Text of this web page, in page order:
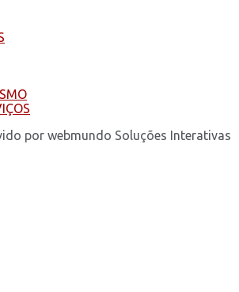
por webmundo Soluções Interativas